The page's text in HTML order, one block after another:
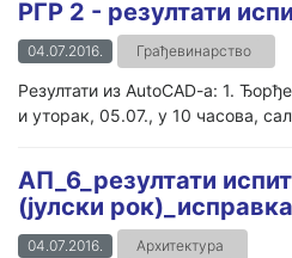
РГР 2 - резултати
04.07.2016. Грађевинарство
Резултати из AutoCAD-a: 1.
и уторак, 05.07., у 10 часова,
АП_6_резултати
(јулски рок)_исправка
04.07.2016. Архитектура